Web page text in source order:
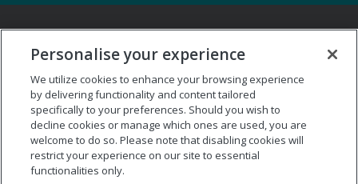
Service Conseil et Formation : 01 55 34 92 00
Email :support.eu@themyersbriggs.com
Personalise your experience
We utilize cookies to enhance your browsing experience
by delivering functionality and content tailored
specifically to your preferences. Should you wish to
decline cookies or manage which ones are used, you are
welcome to do so. Please note that disabling cookies will
restrict your experience on our site to essential
functionalities only.